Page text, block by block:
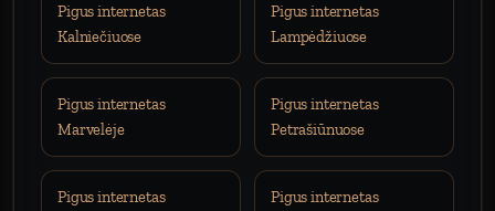
Pigus internetas
Kalniečiuose
Pigus internetas
Lampėdžiuose
Pigus internetas
Marvelėje
Pigus internetas
Petrašiūnuose
Pigus internetas
Pigus internetas